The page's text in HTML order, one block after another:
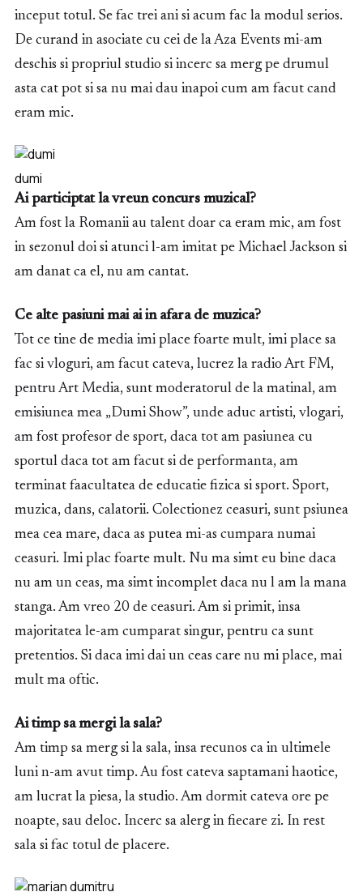
inceput totul. Se fac trei ani si acum fac la modul serios.
De curand in asociate cu cei de la Aza Events mi-am
deschis si propriul studio si incerc sa merg pe drumul
asta cat pot si sa nu mai dau inapoi cum am facut cand
eram mic.
dumi
Ai participtat la vreun concurs muzical?
Am fost la Romanii au talent doar ca eram mic, am fost
in sezonul doi si atunci l-am imitat pe Michael Jackson si
am danat ca el, nu am cantat.
Ce alte pasiuni mai ai in afara de muzica?
Tot ce tine de media imi place foarte mult, imi place sa
fac si vloguri, am facut cateva, lucrez la radio Art FM,
pentru Art Media, sunt moderatorul de la matinal, am
emisiunea mea „Dumi Show”, unde aduc artisti, vlogari,
am fost profesor de sport, daca tot am pasiunea cu
sportul daca tot am facut si de performanta, am
terminat faacultatea de educatie fizica si sport. Sport,
muzica, dans, calatorii. Colectionez ceasuri, sunt psiunea
mea cea mare, daca as putea mi-as cumpara numai
ceasuri. Imi plac foarte mult. Nu ma simt eu bine daca
nu am un ceas, ma simt incomplet daca nu l am la mana
stanga. Am vreo 20 de ceasuri. Am si primit, insa
majoritatea le-am cumparat singur, pentru ca sunt
pretentios. Si daca imi dai un ceas care nu mi place, mai
mult ma oftic.
Ai timp sa mergi la sala?
Am timp sa merg si la sala, insa recunos ca in ultimele
luni n-am avut timp. Au fost cateva saptamani haotice,
am lucrat la piesa, la studio. Am dormit cateva ore pe
noapte, sau deloc. Incerc sa alerg in fiecare zi. In rest
sala si fac totul de placere.